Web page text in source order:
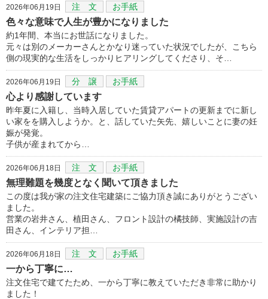
2026年06月19日 注 文 お手紙
色々な意味で人生が豊かになりました
約1年間、本当にお世話になりました。
元々は別のメーカーさんとかなり迷っていた状況でしたが、こちら
側の現実的な生活をしっかりヒアリングしてくださり、そ…
2026年06月19日 分 譲 お手紙
心より感謝しています
昨年夏に入籍し、当時入居していた賃貸アパートの更新までに新し
い家をを購入しようか。と、話していた矢先、嬉しいことに妻の妊
娠が発覚。
子供が産まれてから…
2026年06月18日 注 文 お手紙
無理難題を幾度となく聞いて頂きました
この度は我が家の注文住宅建築にご協力頂き誠にありがとうござい
ました。
営業の岩井さん、植田さん、フロント設計の橘技師、実施設計の吉
田さん、インテリア担…
2026年06月18日 注 文 お手紙
一から丁寧に…
注文住宅で建てたため、一から丁寧に教えていただき非常に助かり
ました！